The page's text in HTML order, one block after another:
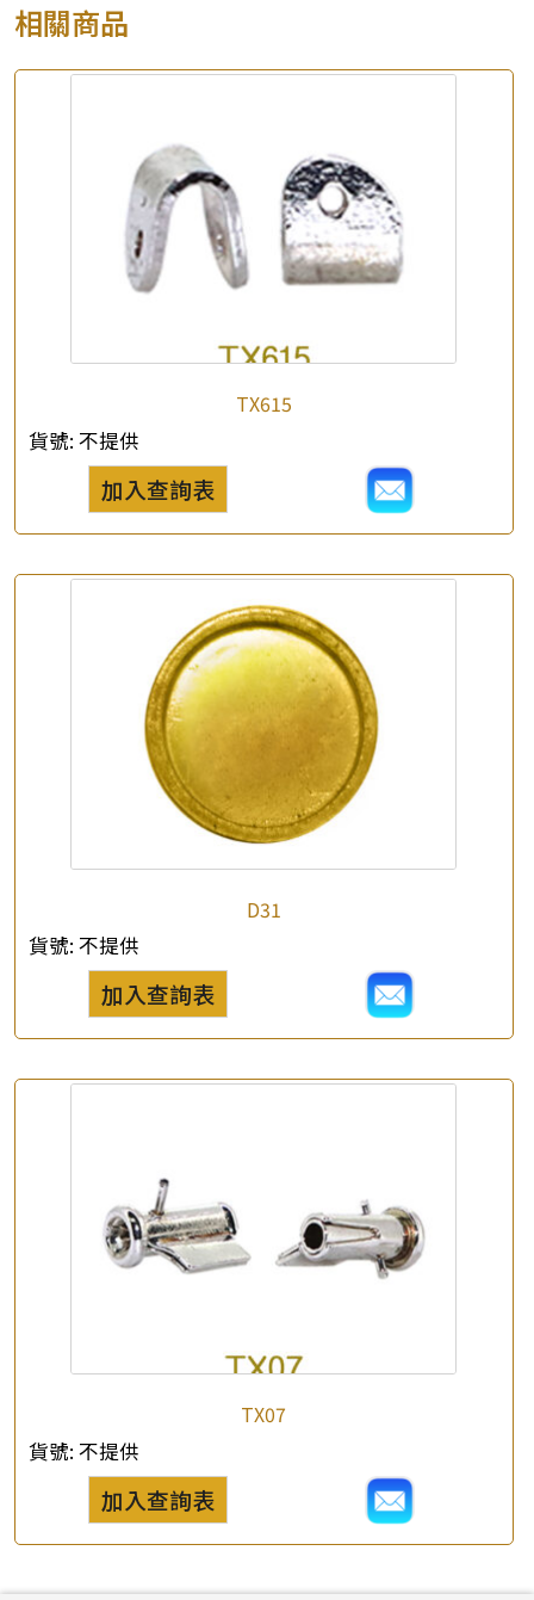
*
公司名稱
*e-mail
聯絡電話
查詢以下產品
相關商品
TX615
貨號: 不提供
加入查詢表
D31
貨號: 不提供
加入查詢表
TX07
貨號: 不提供
加入查詢表